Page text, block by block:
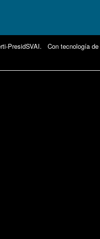
PresidSVAI. Con tecnología de